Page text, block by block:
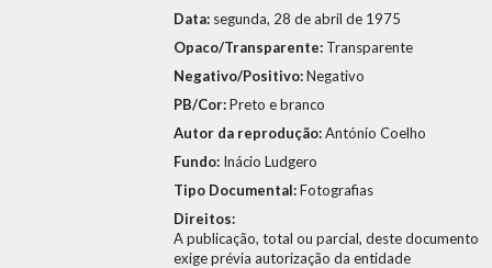
Data: segunda, 28 de abril de 1975
Opaco/Transparente: Transparente
Negativo/Positivo:Negativo
PB/Cor:Preto e branco
Autor da reprodução:António Coelho
Fundo: Inácio Ludgero
Tipo Documental:Fotografias
Direitos:
A publicação, total ou parcial, deste documento
exige prévia autorização da entidade